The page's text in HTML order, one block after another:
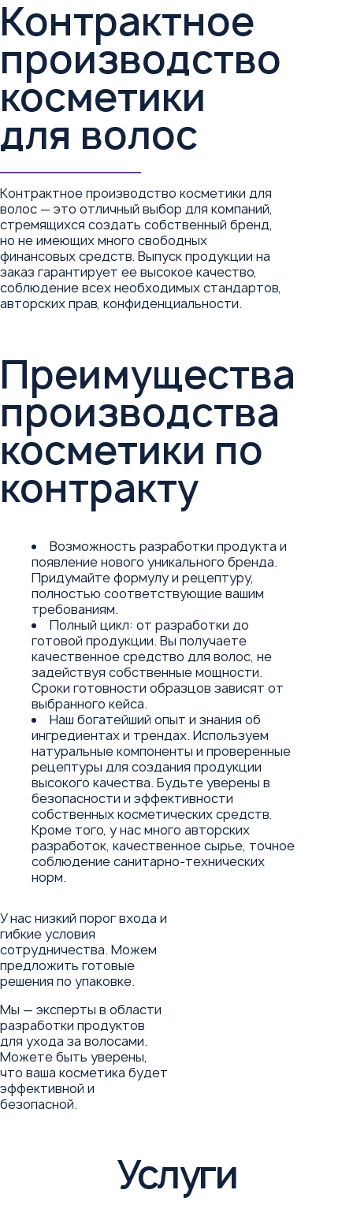
Контрактное
производство
косметики
для волос​
Контрактное производство косметики для
волос — это отличный выбор для компаний,
стремящихся создать собственный бренд,
но не имеющих много свободных
финансовых средств. Выпуск продукции на
заказ гарантирует ее высокое качество,
соблюдение всех необходимых стандартов,
авторских прав, конфиденциальности.
Преимущества
производства
косметики по
контракту
Возможность разработки продукта и
появление нового уникального бренда.
Придумайте формулу и рецептуру,
полностью соответствующие вашим
требованиям.
Полный цикл: от разработки до
готовой продукции. Вы получаете
качественное средство для волос, не
задействуя собственные мощности.
Сроки готовности образцов зависят от
выбранного кейса.
Наш богатейший опыт и знания об
ингредиентах и трендах. Используем
натуральные компоненты и проверенные
рецептуры для создания продукции
высокого качества. Будьте уверены в
безопасности и эффективности
собственных косметических средств.
Кроме того, у нас много авторских
разработок, качественное сырье, точное
соблюдение санитарно-технических
норм.
У нас низкий порог входа и
гибкие условия
сотрудничества. Можем
предложить готовые
решения по упаковке.
Мы — эксперты в области
разработки продуктов
для ухода за волосами.
Можете быть уверены,
что ваша косметика будет
эффективной и
безопасной.
Услуги